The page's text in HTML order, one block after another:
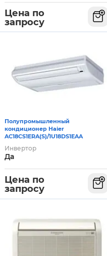
Цена по
запросу
Полупромышленный
кондиционер Haier
AC18CS1ERA(S)/1U18DS1EAA
Инвертор
Да
Цена по
запросу